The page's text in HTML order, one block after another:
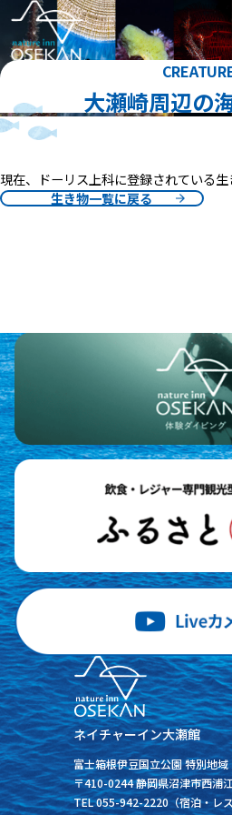
大瀬崎周辺の
現在、ドーリス上科に登録されている生
生き物一覧に戻る
ネイチャーイン大瀬館
富士箱根伊豆国立公園 特別地域
〒410-0244 静岡県沼津市西浦
TEL 055-942-2220（宿泊・レ